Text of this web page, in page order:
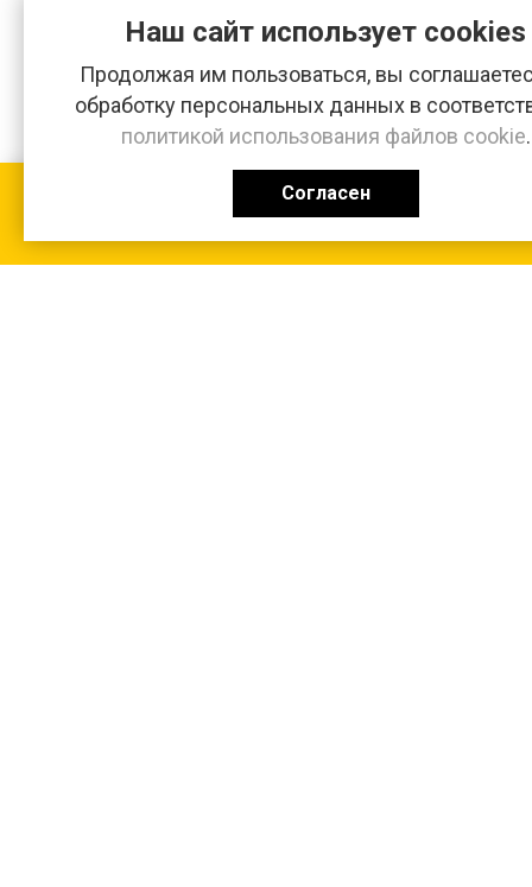
Наш сайт использует cookies
Продолжая им пользоваться, вы
обработку персональных данных в
политикой использования файлов cookie.
Согласен